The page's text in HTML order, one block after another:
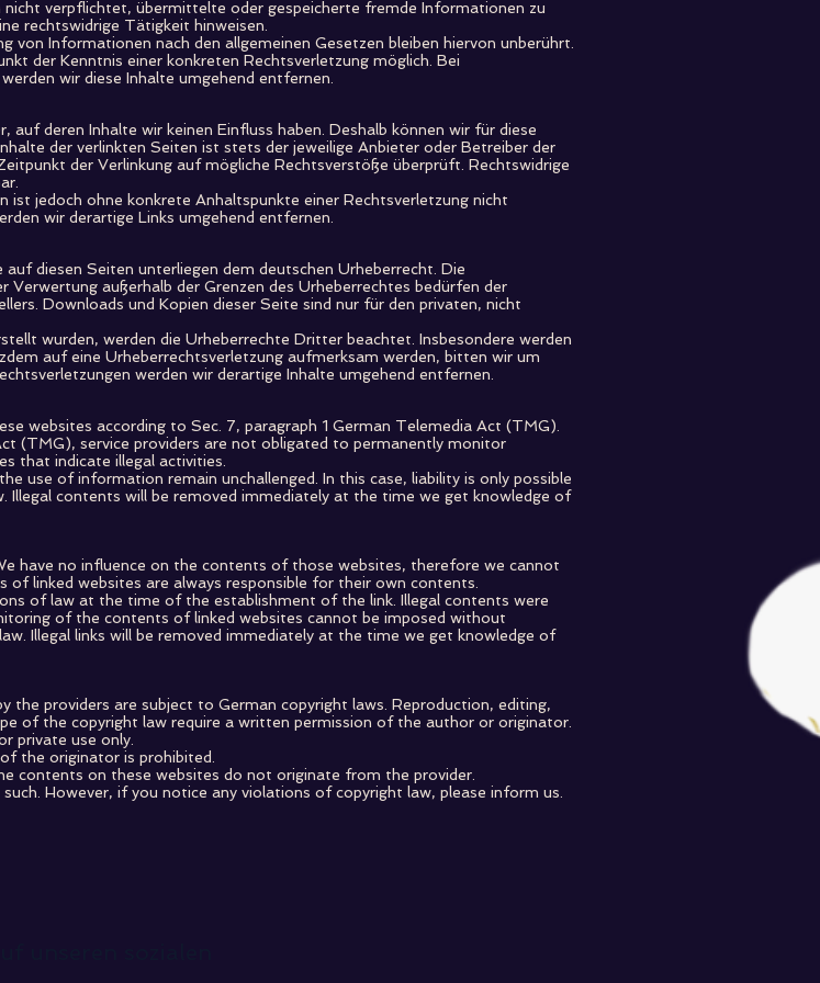
nicht verpflichtet, übermittelte oder gespeicherte fremde Informationen zu
rechtswidrige Tätigkeit hinweisen.
von Informationen nach den allgemeinen Gesetzen bleiben hiervon unberührt.
der Kenntnis einer konkreten Rechtsverletzung möglich. Bei
wir diese Inhalte umgehend entfernen.
deren Inhalte wir keinen Einfluss haben. Deshalb können wir für diese
der verlinkten Seiten ist stets der jeweilige Anbieter oder Betreiber der
der Verlinkung auf mögliche Rechtsverstöße überprüft. Rechtswidrige
ist jedoch ohne konkrete Anhaltspunkte einer Rechtsverletzung nicht
wir derartige Links umgehend entfernen.
diesen Seiten unterliegen dem deutschen Urheberrecht. Die
außerhalb der Grenzen des Urheberrechtes bedürfen der
Downloads und Kopien dieser Seite sind nur für den privaten, nicht
wurden, werden die Urheberrechte Dritter beachtet. Insbesondere werden
auf eine Urheberrechtsverletzung aufmerksam werden, bitten wir um
werden wir derartige Inhalte umgehend entfernen.
websites according to Sec. 7, paragraph 1 German Telemedia Act (TMG).
(TMG), service providers are not obligated to permanently monitor
that indicate illegal activities.
use of information remain unchallenged. In this case, liability is only possible
contents will be removed immediately at the time we get knowledge of
have no influence on the contents of those websites, therefore we cannot
linked websites are always responsible for their own contents.
of law at the time of the establishment of the link. Illegal contents were
of the contents of linked websites cannot be imposed without
Illegal links will be removed immediately at the time we get knowledge of
the providers are subject to German copyright laws. Reproduction, editing,
of the copyright law require a written permission of the author or originator.
private use only.
the originator is prohibited.
contents on these websites do not originate from the provider.
However, if you notice any violations of copyright law, please inform us.